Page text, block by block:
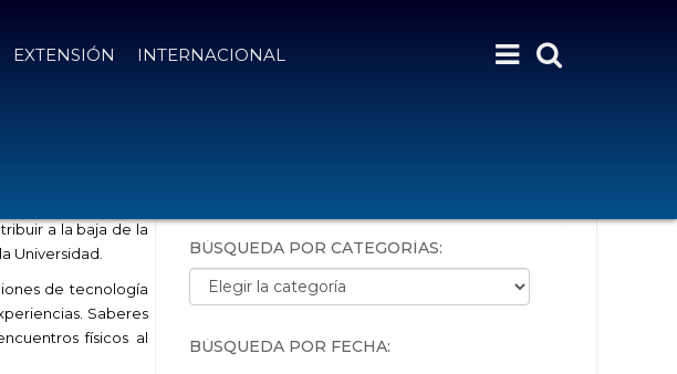
EXTENSIÓN INTERNACIONAL
a la baja de la
Universidad.
de tecnología
Saberes
físicos al
BÚSQUEDA POR CATEGORÍAS:
Búsqueda por categorías:
BÚSQUEDA POR FECHA: